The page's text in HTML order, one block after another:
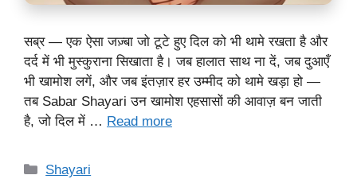
सब्र — एक ऐसा जज़्बा जो टूटे हुए दिल को भी थामे रखता है और
दर्द में भी मुस्कुराना सिखाता है। जब हालात साथ ना दें, जब दुआएँ
भी खामोश लगें, और जब इंतज़ार हर उम्मीद को थामे खड़ा हो —
तब Sabar Shayari उन खामोश एहसासों की आवाज़ बन जाती
है, जो दिल में … Read more
Categories
Shayari